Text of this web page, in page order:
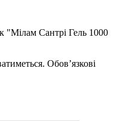
"Мілам Сантрі Гель 1000
Обов’язкові